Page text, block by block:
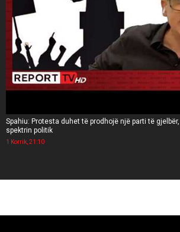
Spahiu: Protesta duhet të prodhojë një parti të
spektrin politik
1 Korrik, 21:10